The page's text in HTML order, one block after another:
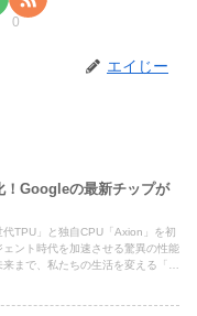
0
エイじー
！Googleの最新チップが
TPU」と独自CPU「Axion」を初
ント時代を加速させる驚異の性能
まで、私たちの生活を変える「AI